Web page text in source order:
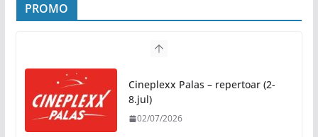
04/08/2026
Zašto hiljade ljudi istovremeno osjećaju isto?
Nauka iza festivalske energije
04/08/2026
Besplatni udžbenici za sve
PROMO
Cineplexx Palas – repertoar (2-
8.jul)
02/07/2026